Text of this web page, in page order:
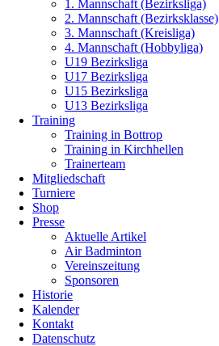
1. Mannschaft (Bezirksliga)
2. Mannschaft (Bezirksklasse)
3. Mannschaft (Kreisliga)
4. Mannschaft (Hobbyliga)
U19 Bezirksliga
U17 Bezirksliga
U15 Bezirksliga
U13 Bezirksliga
Training
Training in Bottrop
Training in Kirchhellen
Trainerteam
Mitgliedschaft
Turniere
Shop
Presse
Aktuelle Artikel
Air Badminton
Vereinszeitung
Sponsoren
Historie
Kalender
Kontakt
Datenschutz